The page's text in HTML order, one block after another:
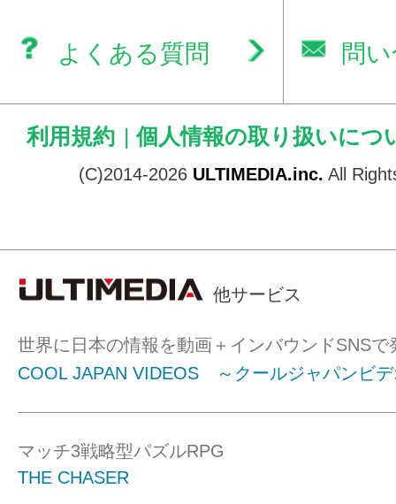
よくある質問 問
利用規約 | 個人情報の取り扱いにつ
(C)2014-2026 ULTIMEDIA.inc. All
他サービス
世界に日本の情報を動画＋インバウンドSNSで
COOL JAPAN VIDEOS ～クールジャパンビ
マッチ3戦略型パズルRPG
THE CHASER